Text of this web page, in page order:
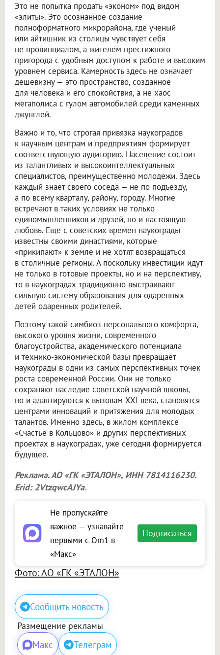
Это не попытка продать «эконом» под видом
«элиты». Это осознанное создание
полноформатного микрорайона, где ученый
или айтишник из столицы чувствует себя
не провинциалом, а жителем престижного
пригорода с удобным доступом к работе и высоким
уровнем сервиса. Камерность здесь не означает
дешевизну — это пространство, созданное
для человека и его спокойствия, а не хаос
мегаполиса с гулом автомобилей среди каменных
джунглей.
Важно и то, что строгая привязка наукоградов
к научным центрам и предприятиям формирует
соответствующую аудиторию. Население состоит
из талантливых и высокоинтеллектуальных
специалистов, преимущественно молодежи. Здесь
каждый знает своего соседа — не по подъезду,
а по всему кварталу, району, городу. Многие
встречают в таких условиях не только
единомышленников и друзей, но и настоящую
любовь. Еще с советских времен наукограды
известны своими династиями, которые
«прикипают» к земле и не хотят возвращаться
в столичные регионы. А поскольку инвестиции идут
не только в готовые проекты, но и на перспективу,
то в наукоградах традиционно выстраивают
сильную систему образования для одаренных
детей одаренных родителей.
Поэтому такой симбиоз персонального комфорта,
высокого уровня жизни, современного
благоустройства, академического потенциала
и технико-экономической базы превращает
наукограды в одни из самых перспективных точек
роста современной России. Они не только
сохраняют наследие советской научной школы,
но и адаптируются к вызовам XXI века, становятся
центрами инноваций и притяжения для молодых
талантов. Именно здесь, в жилом комплексе
«Счастье в Кольцово» и других перспективных
проектах в наукоградах, уже сегодня формируется
будущее.
Реклама. АО «ГК «ЭТАЛОН», ИНН 7814116230.
Erid: 2VtzqwcAJYa.
Не пропускайте
важное — узнавайте
первыми с Om1 в
«Макс»
Подписаться
Фото: АО «ГК «ЭТАЛОН»
Сообщить новость
Размещение рекламы
Макс Телеграм